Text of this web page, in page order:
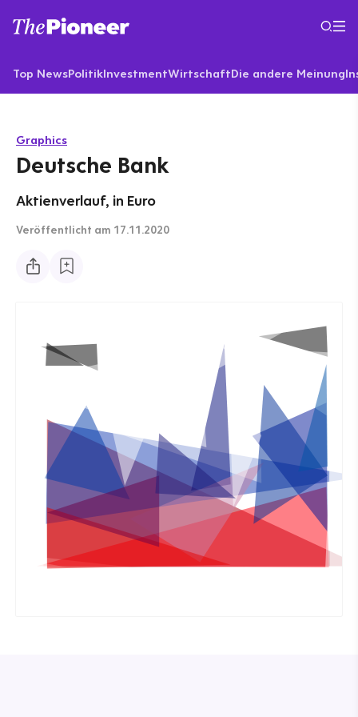
Top NewsPolitikInvestmentWirtschaftDie andere Meinung
Graphics
Deutsche Bank
Aktienverlauf, in Euro
Veröffentlicht am 17.11.2020